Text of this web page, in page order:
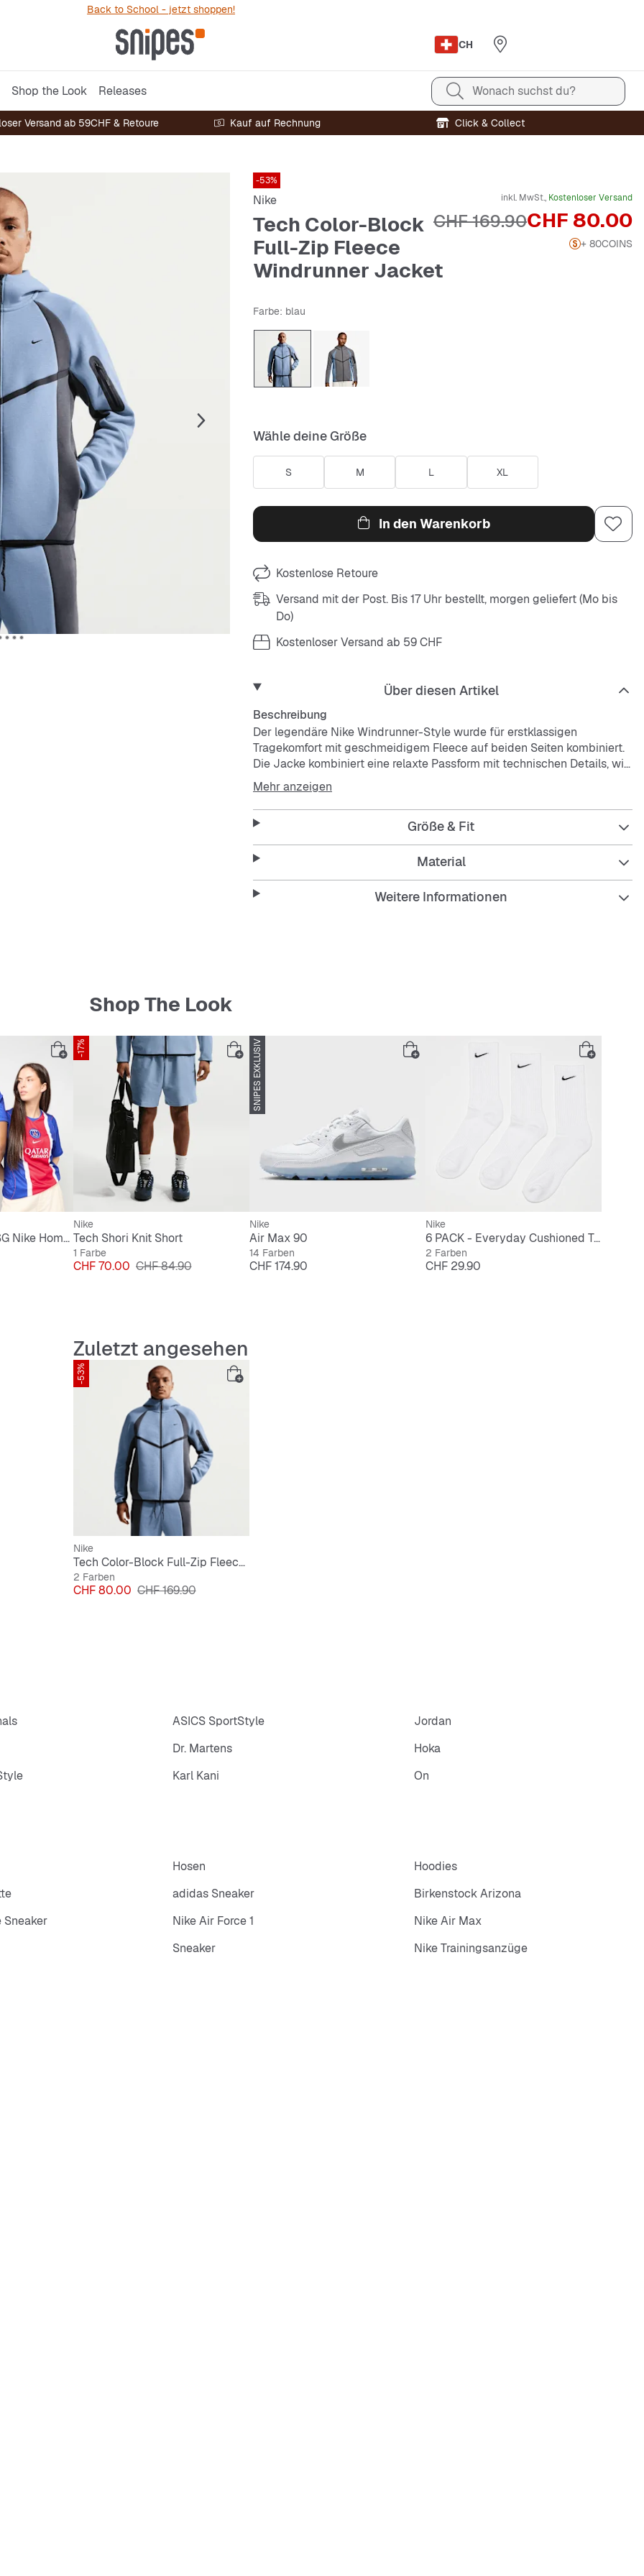
Back to School - jetzt shoppen!
CH
Shop the Look Releases Wonach suchst du?
Versand ab 59CHF & Retoure Kauf auf Rechnung Click & Collect
-53%
Nike
Tech Color-Block
Full-Zip Fleece
Windrunner Jacket
inkl. MwSt., Kostenloser Versand
Preis
CHF 80.00
Originalpreis
CHF 169.90
+ 80COINS
Farbe: blau
Wähle deine Größe
S M L XL
In den Warenkorb
Kostenlose Retoure
Versand mit der Post. Bis 17 Uhr bestellt, morgen geliefert (Mo bis
Do)
Kostenloser Versand ab 59 CHF
Über diesen Artikel
Beschreibung
Der legendäre Nike Windrunner-Style wurde für erstklassigen
Tragekomfort mit geschmeidigem Fleece auf beiden Seiten kombiniert.
Die Jacke kombiniert eine relaxte Passform mit technischen Details, wie
einer Signature-Tech-Tasche mit verstärktem Besatz am Ärmel und
einer Bindung an Saum und Bündchen.
Mehr anzeigen
Größe & Fit
Material
Weitere Informationen
Shop The Look
Neves / No. 87 / PSG Nike Home Stadium 2026/27
-17%
Nike
Tech Shori Knit Short
1 Farbe
Preis
CHF 70.00 Originalpreis
CHF 84.90
SNIPES EXKLUSIV
Nike
Air Max 90
14 Farben
Preis
CHF 174.90
Nike
6 PACK - Everyday Cushioned Training Crew Socks
2 Farben
Preis
CHF 29.90
Zuletzt angesehen
-53%
Nike
Tech Color-Block Full-Zip Fleece Windrunner Jacket
2 Farben
Preis
CHF 80.00 Originalpreis
CHF 169.90
ASICS SportStyle
Jordan
Dr. Martens
Hoka
Karl Kani On
Hosen
Hoodies
adidas Sneaker
Birkenstock Arizona
Sneaker Nike Air Force 1
Nike Air Max
Sneaker Nike Trainingsanzüge